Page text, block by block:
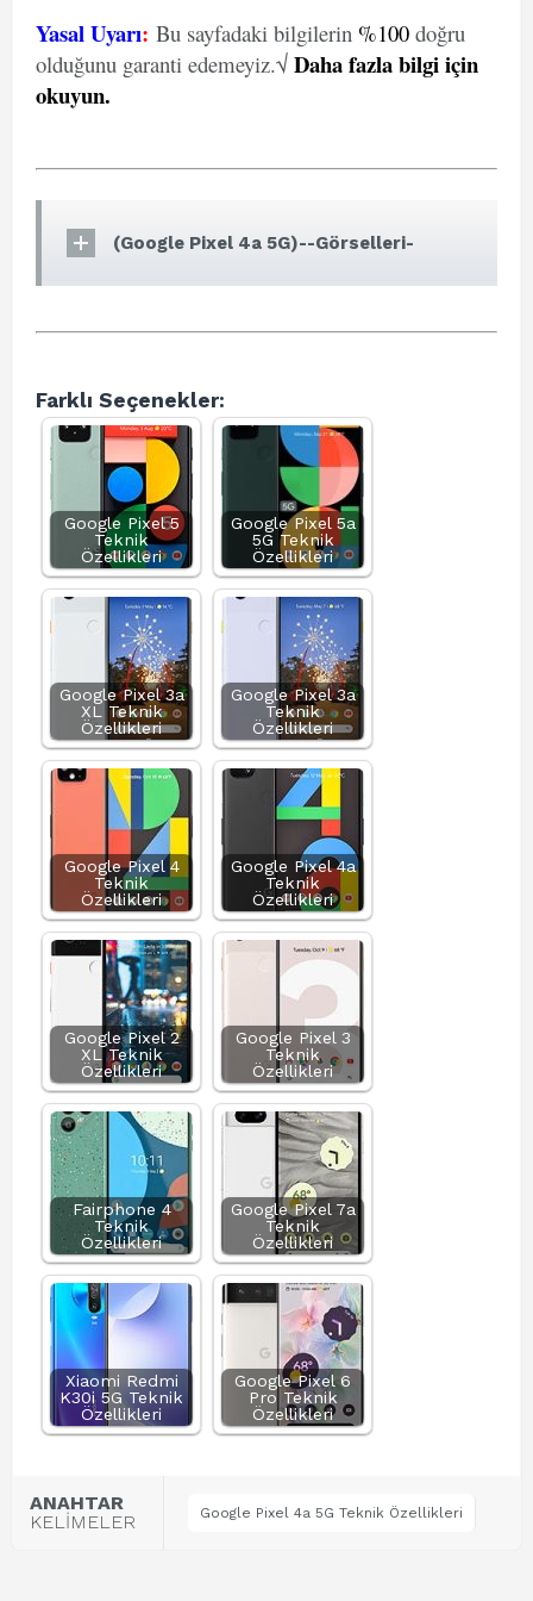
Yasal Uyarı: Bu sayfadaki bilgilerin %100 doğru
olduğunu garanti edemeyiz.√ Daha fazla bilgi için
okuyun.
(Google Pixel 4a 5G)--Görselleri-
Farklı Seçenekler:
Google Pixel 5
Teknik
Özellikleri
Google Pixel 5a
5G Teknik
Özellikleri
Google Pixel 3a
XL Teknik
Özellikleri
Google Pixel 3a
Teknik
Özellikleri
Google Pixel 4
Teknik
Özellikleri
Google Pixel 4a
Teknik
Özellikleri
Google Pixel 2
XL Teknik
Özellikleri
Google Pixel 3
Teknik
Özellikleri
Fairphone 4
Teknik
Özellikleri
Google Pixel 7a
Teknik
Özellikleri
Xiaomi Redmi
K30i 5G Teknik
Özellikleri
Google Pixel 6
Pro Teknik
Özellikleri
ANAHTAR
KELİMELER
Google Pixel 4a 5G Teknik Özellikleri